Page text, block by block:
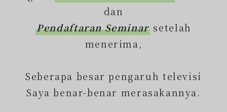
dan
Pendaftaran Seminarsetelah
menerima,
Seberapa besar pengaruh televisi
Saya benar-benar merasakannya.